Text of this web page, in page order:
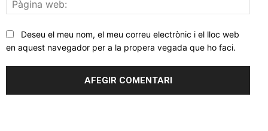
web:
Deseu el meu nom, el meu correu electrònic i el lloc web
en aquest navegador per a la propera vegada que ho faci.